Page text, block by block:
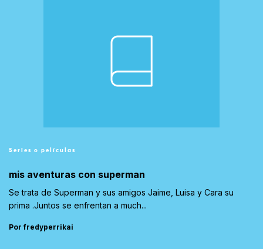
Series o películas
mis aventuras con superman
Se trata de Superman y sus amigos Jaime, Luisa y Cara su
prima .Juntos se enfrentan a much...
Por fredyperrikai